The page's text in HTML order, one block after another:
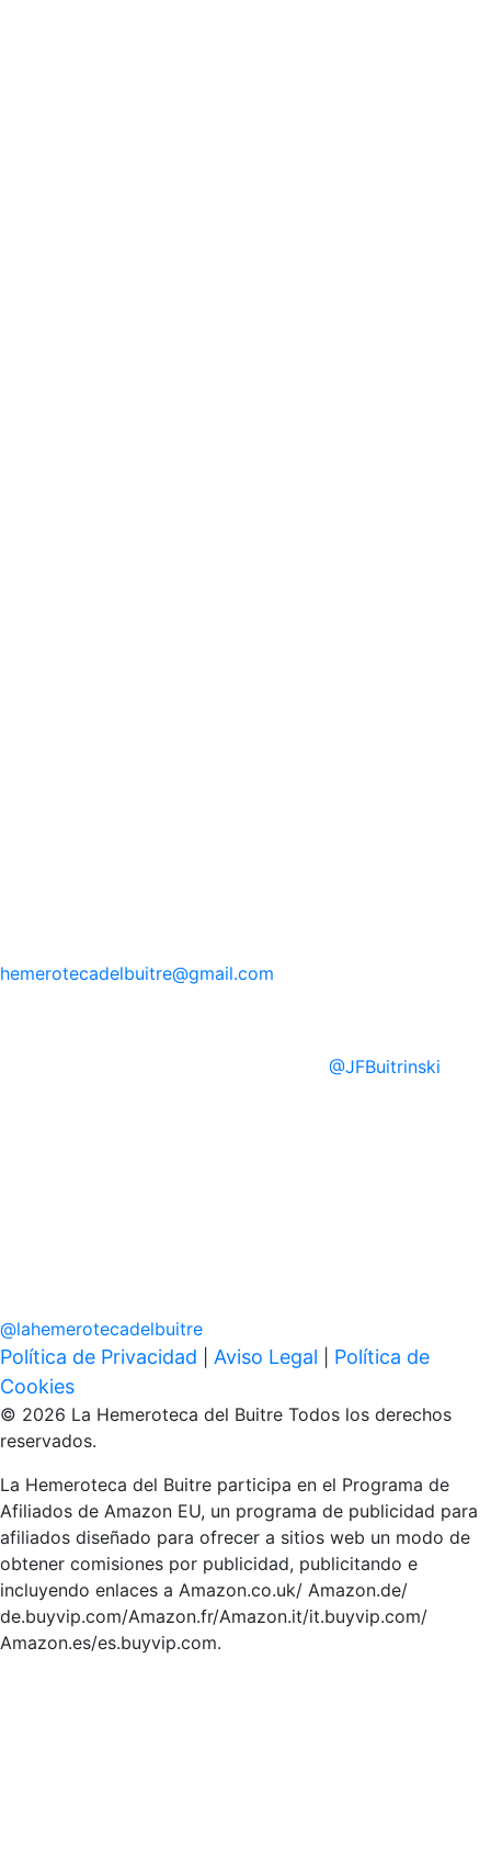
hemerotecadelbuitre@gmail.com
@JFBuitrinski
@lahemerotecadelbuitre
Política de Privacidad Aviso Legal
Política de
Cookies
© 2026 La Hemeroteca del Buitre Todos los derechos
reservados.
La Hemeroteca del Buitre participa en el Programa de
Afiliados de Amazon EU, un programa de publicidad para
afiliados diseñado para ofrecer a sitios web un modo de
obtener comisiones por publicidad, publicitando e
incluyendo enlaces a Amazon.co.uk/ Amazon.de/
de.buyvip.com/Amazon.fr/Amazon.it/it.buyvip.com/
Amazon.es/es.buyvip.com.